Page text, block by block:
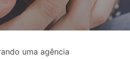
uma agência